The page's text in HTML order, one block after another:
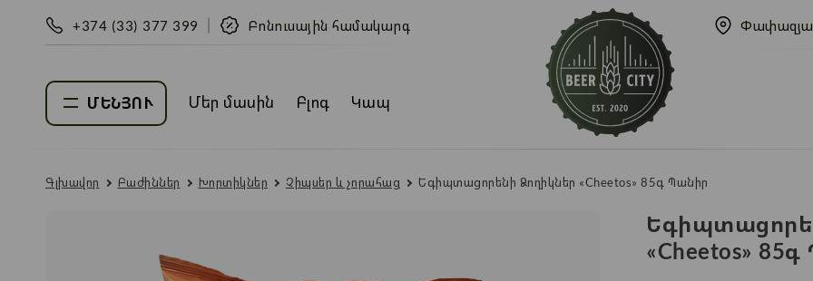
+374 (33) 377 399 Բոնուսային համակարգ
ՄԵՆՅՈՒ Մեր մասին Բլոգ Կապ
Գլխավոր Բաժիններ Խորտիկներ Չիպսեր և չորահաց Եգիպտացորենի Ձողիկներ «Cheetos» 85գ Պանիր
«Cheetos»